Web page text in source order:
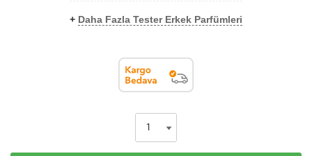
+ Daha Fazla Tester Erkek Parfümleri